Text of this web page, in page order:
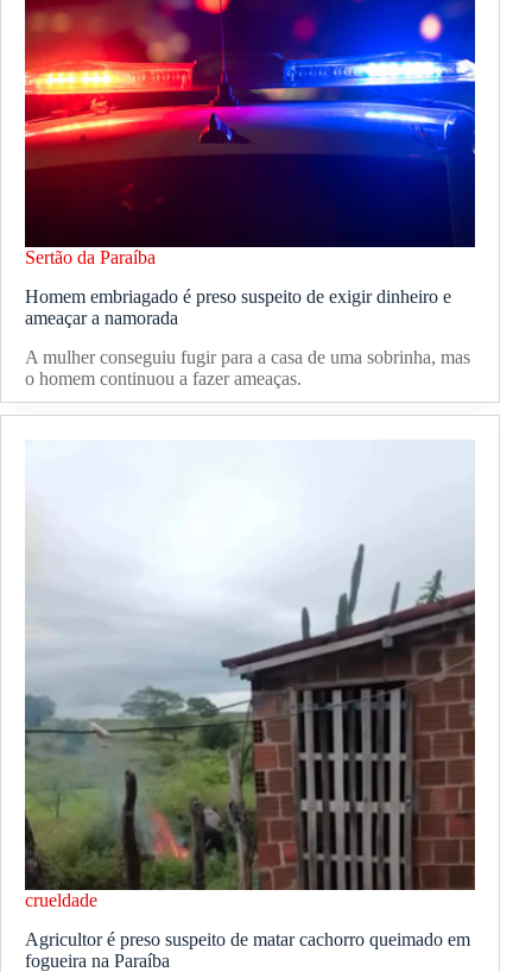
Sertão da Paraíba
Homem embriagado é preso suspeito de exigir dinheiro e
ameaçar a namorada
A mulher conseguiu fugir para a casa de uma sobrinha, mas
o homem continuou a fazer ameaças.
crueldade
Agricultor é preso suspeito de matar cachorro queimado em
fogueira na Paraíba